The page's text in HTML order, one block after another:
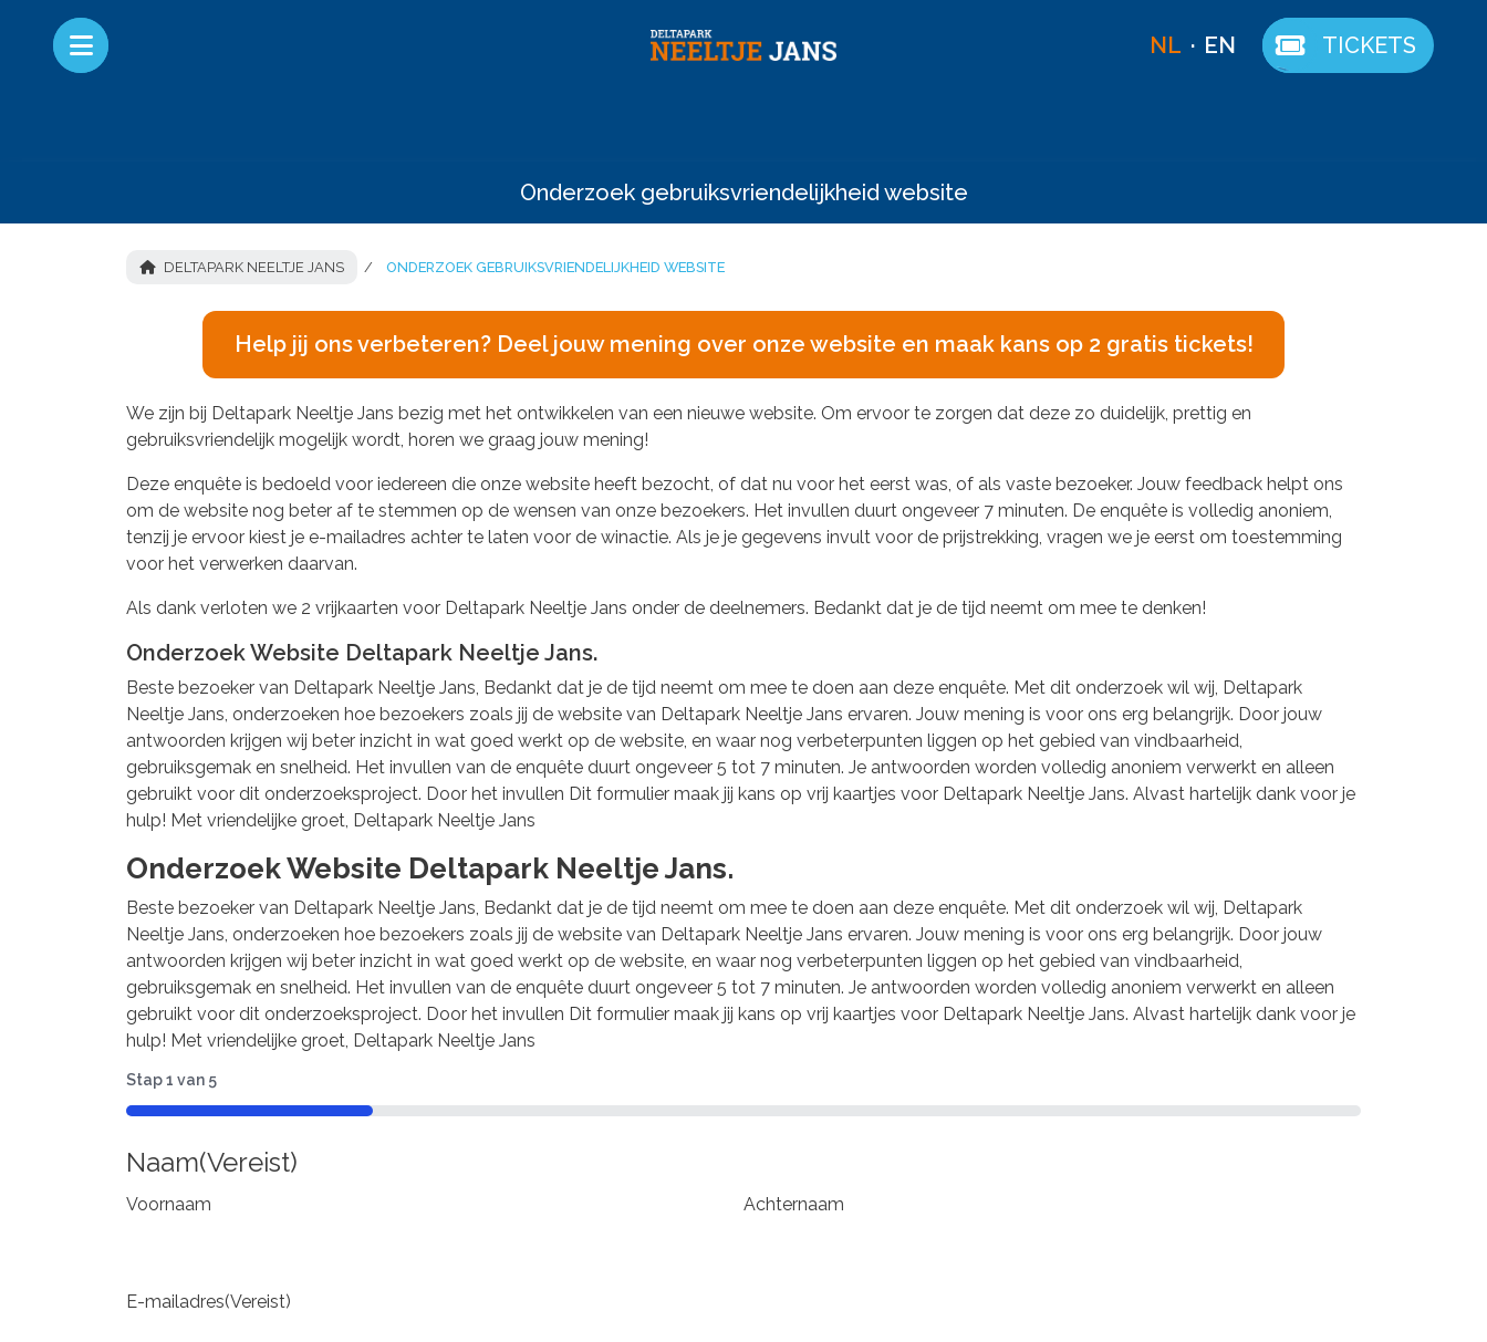
NL EN TICKETS
Onderzoek gebruiksvriendelijkheid website
DELTAPARK NEELTJE JANS ONDERZOEK GEBRUIKSVRIENDELIJKHEID WEBSITE
Help jij ons verbeteren? Deel jouw mening over onze website en maak kans op 2 gratis tickets!
We zijn bij Deltapark Neeltje Jans bezig met het ontwikkelen van een nieuwe website. Om ervoor te zorgen dat deze zo duidelijk, prettig en
gebruiksvriendelijk mogelijk wordt, horen we graag jouw mening!
Deze enquête is bedoeld voor iedereen die onze website heeft bezocht, of dat nu voor het eerst was, of als vaste bezoeker. Jouw feedback helpt ons
om de website nog beter af te stemmen op de wensen van onze bezoekers. Het invullen duurt ongeveer 7 minuten. De enquête is volledig anoniem,
tenzij je ervoor kiest je e-mailadres achter te laten voor de winactie. Als je je gegevens invult voor de prijstrekking, vragen we je eerst om toestemming
voor het verwerken daarvan.
Als dank verloten we 2 vrijkaarten voor Deltapark Neeltje Jans onder de deelnemers. Bedankt dat je de tijd neemt om mee te denken!
Onderzoek Website Deltapark Neeltje Jans.
Beste bezoeker van Deltapark Neeltje Jans, Bedankt dat je de tijd neemt om mee te doen aan deze enquête. Met dit onderzoek wil wij, Deltapark
Neeltje Jans, onderzoeken hoe bezoekers zoals jij de website van Deltapark Neeltje Jans ervaren. Jouw mening is voor ons erg belangrijk. Door jouw
antwoorden krijgen wij beter inzicht in wat goed werkt op de website, en waar nog verbeterpunten liggen op het gebied van vindbaarheid,
gebruiksgemak en snelheid. Het invullen van de enquête duurt ongeveer 5 tot 7 minuten. Je antwoorden worden volledig anoniem verwerkt en alleen
gebruikt voor dit onderzoeksproject. Door het invullen Dit formulier maak jij kans op vrij kaartjes voor Deltapark Neeltje Jans. Alvast hartelijk dank voor je
hulp! Met vriendelijke groet, Deltapark Neeltje Jans
Onderzoek Website Deltapark Neeltje Jans.
Beste bezoeker van Deltapark Neeltje Jans, Bedankt dat je de tijd neemt om mee te doen aan deze enquête. Met dit onderzoek wil wij, Deltapark
Neeltje Jans, onderzoeken hoe bezoekers zoals jij de website van Deltapark Neeltje Jans ervaren. Jouw mening is voor ons erg belangrijk. Door jouw
antwoorden krijgen wij beter inzicht in wat goed werkt op de website, en waar nog verbeterpunten liggen op het gebied van vindbaarheid,
gebruiksgemak en snelheid. Het invullen van de enquête duurt ongeveer 5 tot 7 minuten. Je antwoorden worden volledig anoniem verwerkt en alleen
gebruikt voor dit onderzoeksproject. Door het invullen Dit formulier maak jij kans op vrij kaartjes voor Deltapark Neeltje Jans. Alvast hartelijk dank voor je
hulp! Met vriendelijke groet, Deltapark Neeltje Jans
Stap1 van 5
20%
Naam(Vereist)
Voornaam Achternaam
E-mailadres(Vereist)